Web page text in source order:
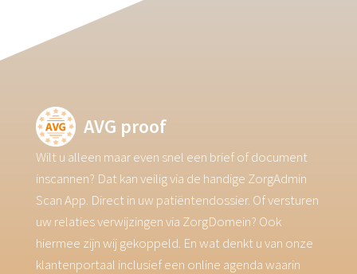
AVG proof
Wilt u alleen maar even snel een brief of document
inscannen? Dat kan veilig via de handige ZorgAdmin
Scan App. Direct in uw patiëntendossier. Of versturen
uw relaties verwijzingen via ZorgDomein? Ook
hiermee zijn wij gekoppeld. En wat denkt u van onze
klantenportaal inclusief een online agenda waarin